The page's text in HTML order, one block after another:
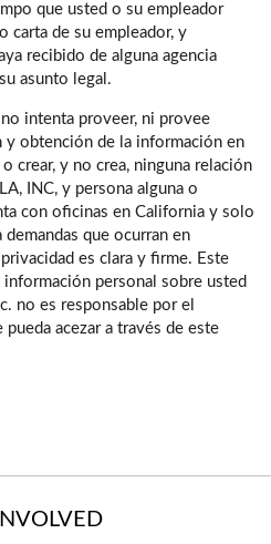
que usted o su empleador
carta de su empleador, y
recibido de alguna agencia
asunto legal.
intenta proveer, ni provee
y obtención de la información en
crear, y no crea, ninguna relación
INC, y persona alguna o
con oficinas en California y solo
que ocurran en
es clara y firme. Este
personal sobre usted
no es responsable por el
acezar a través de este